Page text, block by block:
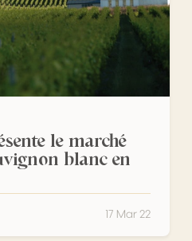
le marché
blanc en
17 Mar 22